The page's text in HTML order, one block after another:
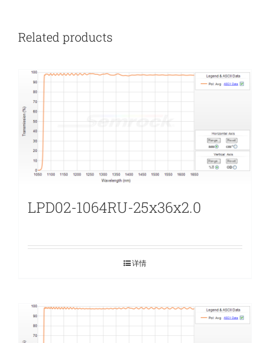
Related products
LPD02-1064RU-25x36x2.0
详情